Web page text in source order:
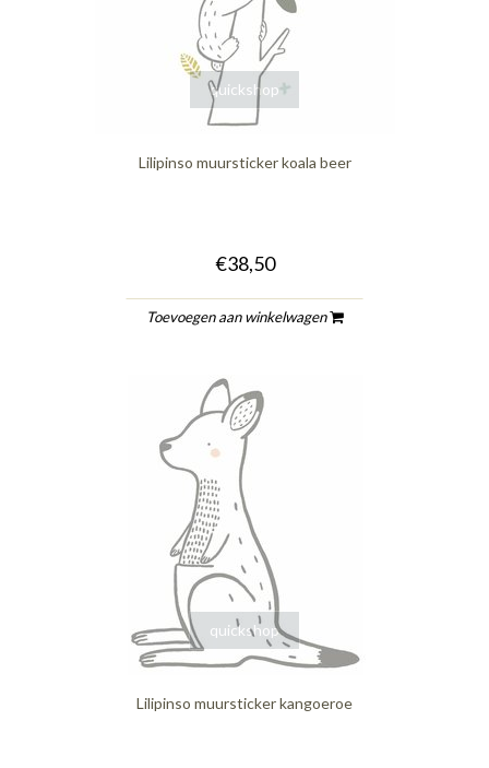
quickshop
Lilipinso muursticker koala beer
€38,50
Toevoegen aan winkelwagen
quickshop
Lilipinso muursticker kangoeroe